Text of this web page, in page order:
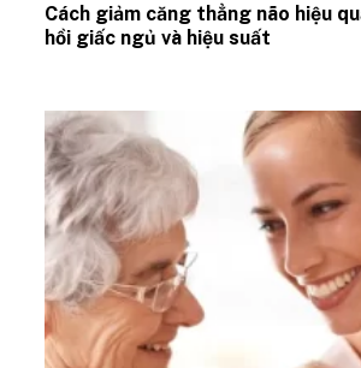
Cách giảm căng thẳng não hiệu
hồi giấc ngủ và hiệu suất